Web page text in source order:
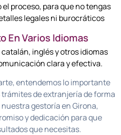
proceso, para que no tengas
legales ni burocráticos
En Varios Idiomas
inglés y otros idiomas
clara y efectiva.
entendemos lo importante
de extranjería de forma
gestoría en Girona,
y dedicación para que
que necesitas.